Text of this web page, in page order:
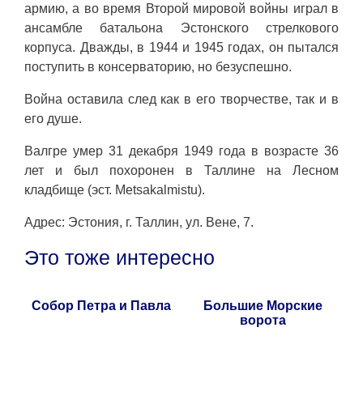
армию, а во время Второй мировой войны играл в
ансамбле батальона Эстонского стрелкового
корпуса. Дважды, в 1944 и 1945 годах, он пытался
поступить в консерваторию, но безуспешно.
Война оставила след как в его творчестве, так и в
его душе.
Валгре умер 31 декабря 1949 года в возрасте 36
лет и был похоронен в Таллине на Лесном
кладбище (эст. Metsakalmistu).
Адрес: Эстония, г. Таллин, ул. Вене, 7.
Это тоже интересно
Собор Петра и Павла
Большие Морские
ворота